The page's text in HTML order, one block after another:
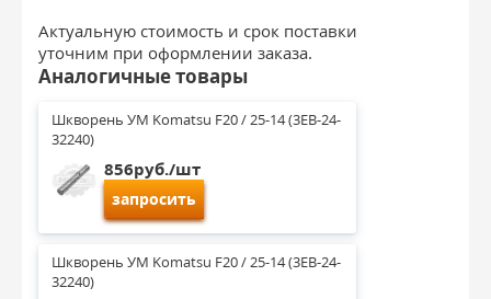
Актуальную стоимость и срок поставки
уточним при оформлении заказа.
Аналогичные товары
Шкворень УМ Komatsu F20 / 25-14 (3EB-24-
32240)
856руб./шт
запросить
Шкворень УМ Komatsu F20 / 25-14 (3EB-24-
32240)